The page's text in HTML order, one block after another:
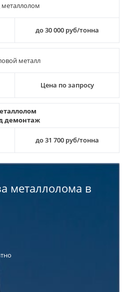
до 30 000 руб/тонна
металл
Цена по запросу
демонтаж
до 31 700 руб/тонна
металлолома в